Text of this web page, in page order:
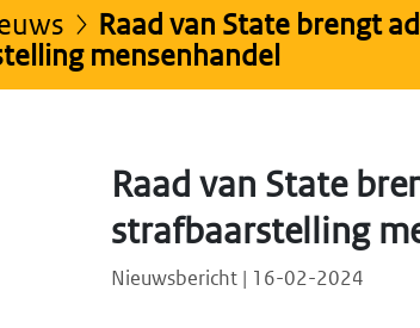
Raad van State brengt
mensenhandel
Raad van State
strafbaarstelling
Nieuwsbericht | 16-02-2024